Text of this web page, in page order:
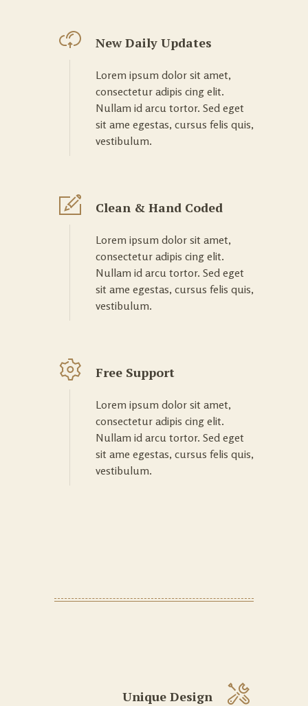
New Daily Updates
Lorem ipsum dolor sit amet,
consectetur adipis cing elit.
Nullam id arcu tortor. Sed eget
sit ame egestas, cursus felis quis,
vestibulum.
Clean & Hand Coded
Lorem ipsum dolor sit amet,
consectetur adipis cing elit.
Nullam id arcu tortor. Sed eget
sit ame egestas, cursus felis quis,
vestibulum.
Free Support
Lorem ipsum dolor sit amet,
consectetur adipis cing elit.
Nullam id arcu tortor. Sed eget
sit ame egestas, cursus felis quis,
vestibulum.
Unique Design